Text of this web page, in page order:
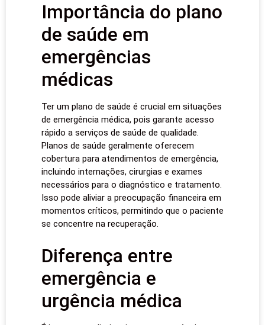
Importância do plano
de saúde em
emergências
médicas
Ter um plano de saúde é crucial em situações
de emergência médica, pois garante acesso
rápido a serviços de saúde de qualidade.
Planos de saúde geralmente oferecem
cobertura para atendimentos de emergência,
incluindo internações, cirurgias e exames
necessários para o diagnóstico e tratamento.
Isso pode aliviar a preocupação financeira em
momentos críticos, permitindo que o paciente
se concentre na recuperação.
Diferença entre
emergência e
urgência médica